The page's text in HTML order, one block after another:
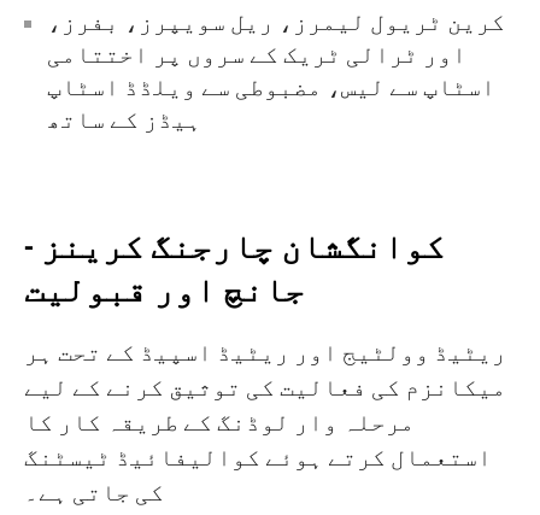
کرین ٹریول لیمرز، ریل سویپرز، بفرز،
اور ٹرالی ٹریک کے سروں پر اختتامی
اسٹاپ سے لیس، مضبوطی سے ویلڈڈ اسٹاپ
ہیڈز کے ساتھ
کوانگشان چارجنگ کرینز -
جانچ اور قبولیت
ریٹیڈ وولٹیج اور ریٹیڈ اسپیڈ کے تحت ہر
میکانزم کی فعالیت کی توثیق کرنے کے لیے
مرحلہ وار لوڈنگ کے طریقہ کار کا
استعمال کرتے ہوئے کوالیفائیڈ ٹیسٹنگ
کی جاتی ہے۔